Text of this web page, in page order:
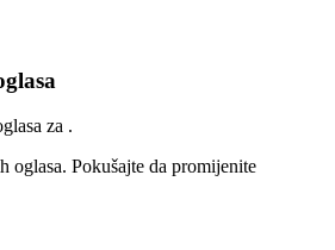
za .
oglasa. Pokušajte da promijenite